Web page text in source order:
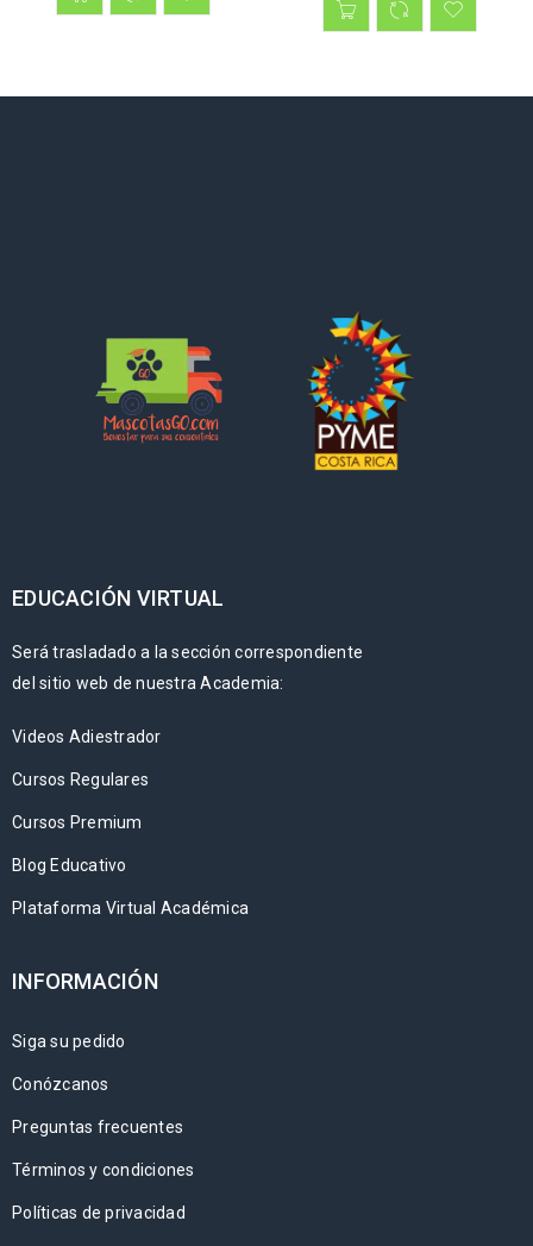
EDUCACIÓN VIRTUAL
Será trasladado a la sección correspondiente
del sitio web de nuestra Academia:
Videos Adiestrador
Cursos Regulares
Cursos Premium
Blog Educativo
Plataforma Virtual Académica
INFORMACIÓN
Siga su pedido
Conózcanos
Preguntas frecuentes
Términos y condiciones
Políticas de privacidad